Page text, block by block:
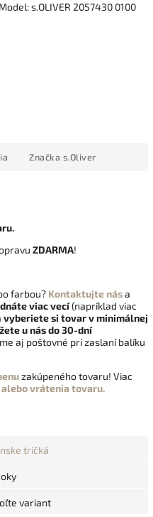
s.OLIVER 2057430 0100
Značka s.Oliver
ZDARMA!
farbou? Kontaktujte nása
viac vecí(napríklad viac
vyberiete si tovar v minimálnej
u nás do 30-dní
aj poštovné pri zaslaní balíku
zakúpeného tovaru! Viac
vrátenia tovaru.
tričká
variant